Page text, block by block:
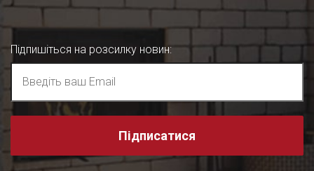
Підпишіться на розсилку новин:
Підписатися